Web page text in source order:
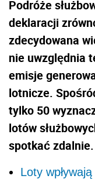
Podróże
deklaracji
zdecydowana
nie uwzględnia
emisje
lotnicze.
tylko 50
lotów
spotkać zdalnie.
Loty